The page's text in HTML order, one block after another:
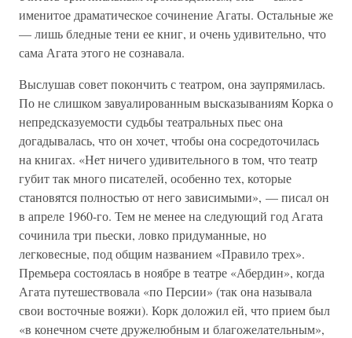
именитое драматическое сочинение Агаты. Остальные же
— лишь бледные тени ее книг, и очень удивительно, что
сама Агата этого не сознавала.
Выслушав совет покончить с театром, она заупрямилась.
По не слишком завуалированным высказываниям Корка о
непредсказуемости судьбы театральных пьес она
догадывалась, что он хочет, чтобы она сосредоточилась
на книгах. «Нет ничего удивительного в том, что театр
губит так много писателей, особенно тех, которые
становятся полностью от него зависимыми», — писал он
в апреле 1960-го. Тем не менее на следующий год Агата
сочинила три пьески, ловко придуманные, но
легковесные, под общим названием «Правило трех».
Премьера состоялась в ноябре в театре «Абердин», когда
Агата путешествовала «по Персии» (так она называла
свои восточные вояжи). Корк доложил ей, что прием был
«в конечном счете дружелюбным и благожелательным»,